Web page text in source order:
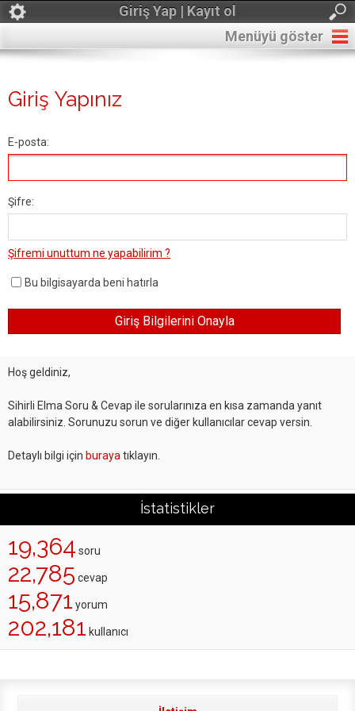
Giriş Yap | Kayıt ol
Menüyü göster
Giriş Yapınız
E-posta:
Şifre:
Şifremi unuttum ne yapabilirim ?
Bu bilgisayarda beni hatırla
Hoş geldiniz,
Sihirli Elma Soru & Cevap ile sorularınıza en kısa zamanda yanıt
alabilirsiniz. Sorunuzu sorun ve diğer kullanıcılar cevap versin.
Detaylı bilgi için buraya tıklayın.
İstatistikler
19,364 soru
22,785 cevap
15,871 yorum
202,181 kullanıcı